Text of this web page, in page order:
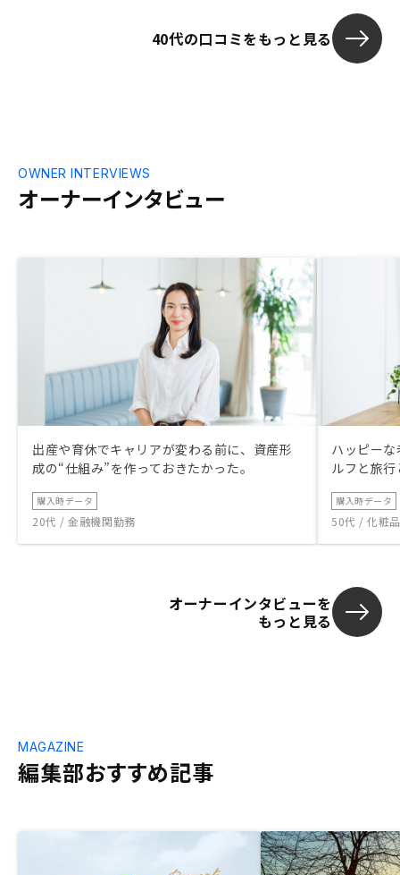
40代の口コミをもっと見る
オーナーインタビュー
OWNER INTERVIEWS
出産や育休でキャリアが変わる前に、資産形
成の“仕組み”を作っておきたかった。
購入時データ
20代 / 金融機関勤務
ハッピー
ルフと旅
購入時データ
50代 / 化粧
オーナーインタビューを
もっと見る
編集部おすすめ記事
MAGAZINE